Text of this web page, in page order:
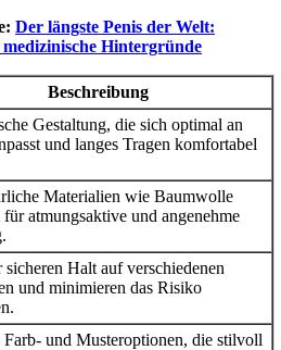
Der längste Penis der Welt:
Hintergründe
Beschreibung
Gestaltung, die sich optimal an
und langes Tragen komfortabel
Materialien wie Baumwolle
atmungsaktive und angenehme
sicheren Halt auf verschiedenen
und minimieren das Risiko
und Musteroptionen, die stilvoll